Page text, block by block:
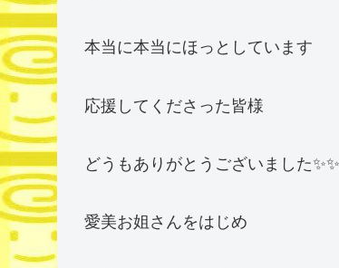
本当に本当にほっとしています
応援してくださった皆様
どうもありがとうございました✨✨
愛美お姐さんをはじめ